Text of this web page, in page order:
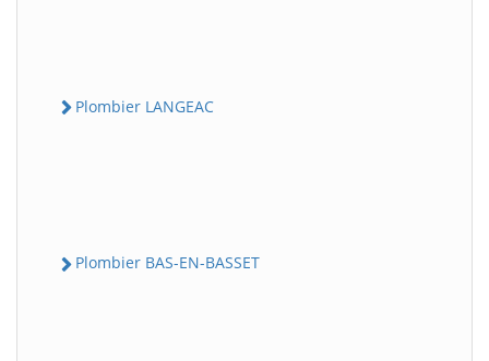
Plombier LANGEAC
Plombier BAS-EN-BASSET